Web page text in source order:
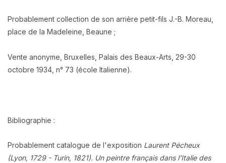
Probablement collection de son arrière petit-fils J.-B. Moreau,
place de la Madeleine, Beaune ;
Vente anonyme, Bruxelles, Palais des Beaux-Arts, 29-30
octobre 1934, n° 73 (école Italienne).
Bibliographie :
Probablement catalogue de l'exposition Laurent Pécheux
(Lyon, 1729 - Turin, 1821). Un peintre français dans l'Italie des